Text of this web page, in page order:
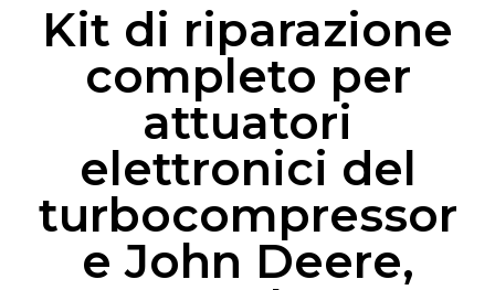
Kit di riparazione
completo per
attuatori
elettronici del
turbocompressor
e John Deere,